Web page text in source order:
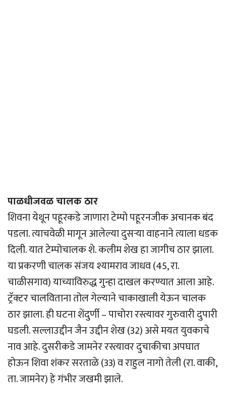
पाळधीजवळ चालक ठार
शिवना येथून पहूरकडे जाणारा टेम्पो पहूरनजीक अचानक बंद
पडला. त्याचवेळी मागून आलेल्या दुसर्‍या वाहनाने त्याला धडक
दिली. यात टेम्पोचालक शे. कलीम शेख हा जागीच ठार झाला.
या प्रकरणी चालक संजय श्यामराव जाधव (45, रा.
चाळीसगाव) याच्याविरुद्ध गुन्हा दाखल करण्यात आला आहे.
ट्रॅक्टर चालविताना तोल गेल्याने चाकाखाली येऊन चालक
ठार झाला. ही घटना शेंदुर्णी – पाचोरा रस्त्यावर गुरुवारी दुपारी
घडली. सल्लाउद्दीन जैन उद्दीन शेख (32) असे मयत युवकाचे
नाव आहे. दुसरीकडे जामनेर रस्त्यावर दुचाकीचा अपघात
होऊन शिवा शंकर सरताळे (33) व राहुल नागो तेली (रा. वाकी,
ता. जामनेर) हे गंभीर जखमी झाले.